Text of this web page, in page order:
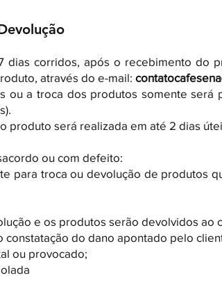
dias corridos, após o recebimento do
através do e-mail:
ou a troca dos produtos somente será
produto será realizada em até 2 dias
ou com defeito:​
para troca ou devolução de produtos
e os produtos serão devolvidos ao
constatação do dano apontado pelo
ou provocado;